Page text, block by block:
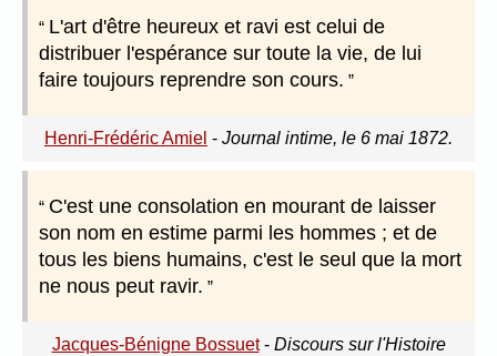
L'art d'être heureux et ravi est celui de
distribuer l'espérance sur toute la vie, de lui
faire toujours reprendre son cours.
Henri-Frédéric Amiel - Journal intime, le 6 mai 1872.
C'est une consolation en mourant de laisser
son nom en estime parmi les hommes ; et de
tous les biens humains, c'est le seul que la mort
ne nous peut ravir.
Jacques-Bénigne Bossuet- Discours sur l'Histoire